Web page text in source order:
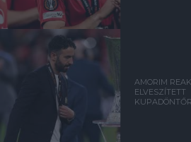
AMORIM
ELVESZÍTETT